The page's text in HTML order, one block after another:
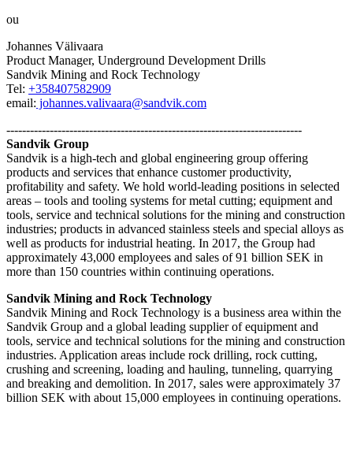
ou
Johannes Välivaara
Product Manager, Underground Development Drills
Sandvik Mining and Rock Technology
Tel: +358407582909
email: johannes.valivaara@sandvik.com
---------------------------------------------------------------------------
Sandvik Group
Sandvik is a high-tech and global engineering group offering
products and services that enhance customer productivity,
profitability and safety. We hold world-leading positions in selected
areas – tools and tooling systems for metal cutting; equipment and
tools, service and technical solutions for the mining and construction
industries; products in advanced stainless steels and special alloys as
well as products for industrial heating. In 2017, the Group had
approximately 43,000 employees and sales of 91 billion SEK in
more than 150 countries within continuing operations.
Sandvik Mining and Rock Technology
Sandvik Mining and Rock Technology is a business area within the
Sandvik Group and a global leading supplier of equipment and
tools, service and technical solutions for the mining and construction
industries. Application areas include rock drilling, rock cutting,
crushing and screening, loading and hauling, tunneling, quarrying
and breaking and demolition. In 2017, sales were approximately 37
billion SEK with about 15,000 employees in continuing operations.